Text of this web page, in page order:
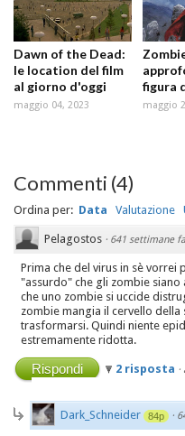
Dawn of the Dead:
le location del film
al giorno d'oggi
maggio 04, 2023
figura
maggio
Commenti (4)
Ordina per: Data Valutazione
Pelagostos · 641 settimane fa
Prima che del virus in sè vorrei
"assurdo" che gli zombie
che uno zombie si uccide
zombie mangia il cervello
trasformarsi. Quindi niente
estremamente ridotta.
Rispondi 2 risposta ·
Dark_Schneider 84p ·